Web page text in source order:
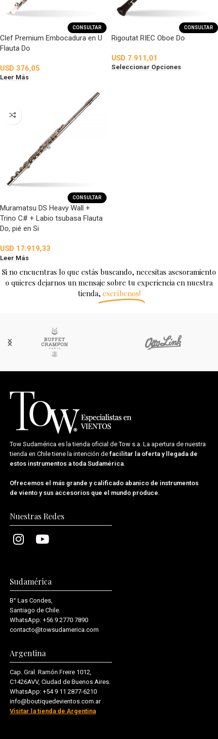
CONSULTAR
Clef Premium Embocadura en U
Flauta Do
USD 376,05
Leer Más
CONSULTAR
Rigoutat RIEC Oboe Do
USD 7.911,01
Seleccionar Opciones
CONSULTAR
Muramatsu DS Heavy Wall +
Trino C# + Labio tsubasa Flauta
Do, pié en Si
USD 17.919,33
Leer Más
Si no encuentras lo que estás buscando, necesitas asesoramiento
o quieres dejarnos un mensaje sobre tu experiencia en nuestra
tienda, escríbenos!
Tow Sudamérica es la tienda oficial deTow s.a. La apertura de nuestra
tienda en Chile tiene la intención de facilitar la oferta y llegada de
estos instrumentos a toda Sudamérica
Ofrecemos el más grande y calificado abanico de instrumentos
de viento y sus accesorios que el mundo produce
Nuestras Redes
Sudamérica
B° Las Condes,
Santiago de Chile.
WhatsApp: +56 9 2770 7890
contacto@towsudamerica.com
Argentina
Cap. Gral. Ramón Freire 1012,
C1426AVV, Ciudad de Buenos Aires.
WhatsApp: +54 9 11 2877-6210
info@boutiquedevientos.com.ar
Visitar la tienda de Argentina